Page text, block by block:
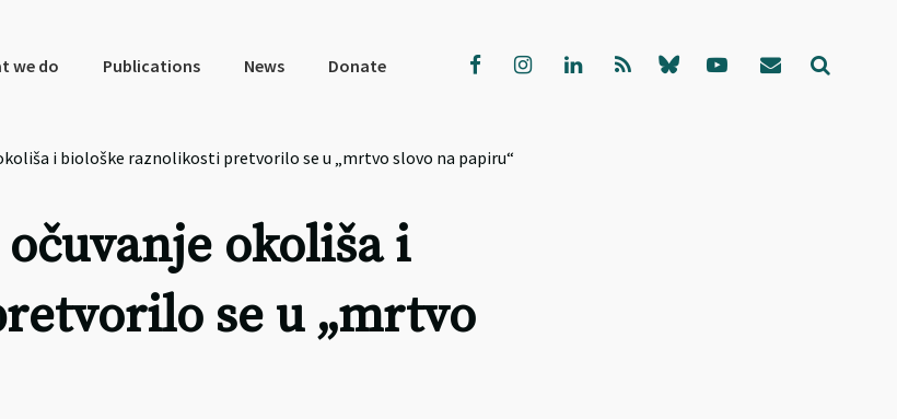
we do Publications News Donate
i biološke raznolikosti pretvorilo se u „mrtvo slovo na papiru“
okoliša i
se u „mrtvo